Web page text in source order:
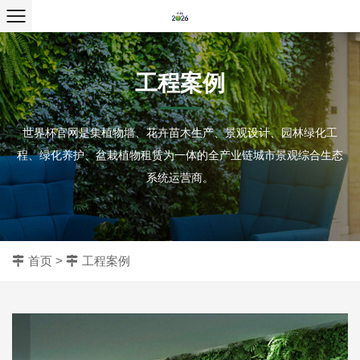
工程案例
世界杯官网是集植物墙、花卉苗木生产、景观设计、园林绿化工
程、绿化养护、盆栽植物租赁为一体的全产业链城市景观综合生态
系统运营商。
首页 > 工程案例